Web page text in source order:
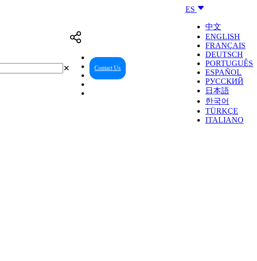
ES
中文
ENGLISH
FRANÇAIS
DEUTSCH
PORTUGUÊS
ESPAÑOL
РУССКИЙ
日本語
한국어
TÜRKÇE
ITALIANO
Contact Us
✕